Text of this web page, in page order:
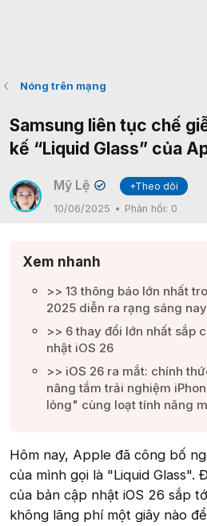
Nóng trên mạng
Samsung liên tục chế
kế “Liquid Glass” của
Mỹ Lệ ✔
+Theo dõi
10/06/2025
Phản hồi: 0
Xem nhanh
>> 13 thông báo lớn nhất
2025 diễn ra rạng sáng nay​
>> 6 thay đổi lớn nhất sắp
nhật iOS 26​
>> iOS 26 ra mắt: chính
nâng tầm trải nghiệm
lỏng" cùng loạt tính năng
Hôm nay, Apple đã công bố
của mình gọi là "Liquid Glass".
của bản cập nhật iOS 26 sắp
không lãng phí một giây nào